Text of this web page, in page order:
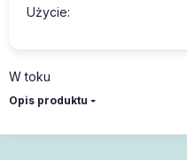
Użycie:
W toku
Opis produktu